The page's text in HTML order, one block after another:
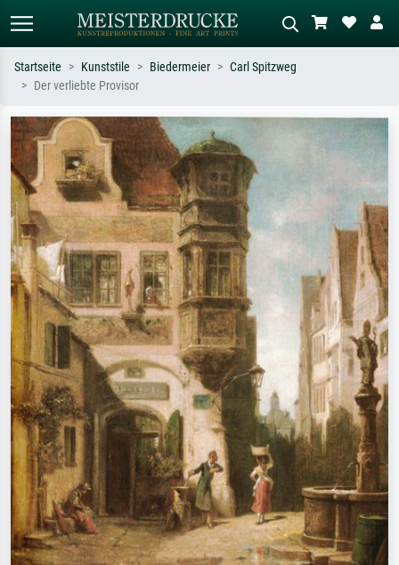
Suchen Sie nach Künstlern, Werktiteln
oder Stilen – z.B. Monet,
Sternennacht, Impressionismus, Welle
Hokusai, Akt.
Beschreiben Sie die Szene – z.B. Grüne
Wiese, Abstrakt mit viel Rot, Dunkles
Ölgemälde, Stehender Akt neben einem
Startseite Kunststile Biedermeier
Carl Spitzweg
Der verliebte Provisor